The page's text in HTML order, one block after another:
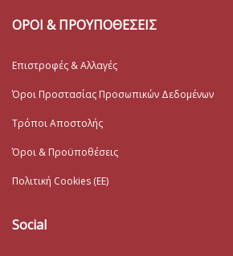
ΟΡΟΙ & ΠΡΟΥΠΟΘΕΣΕΙΣ
Επιστροφές & Αλλαγές
Όροι Προστασίας Προσωπικών Δεδομένων
Τρόποι Αποστολής
Όροι & Προϋποθέσεις
Πολιτική Cookies (ΕΕ)
Social